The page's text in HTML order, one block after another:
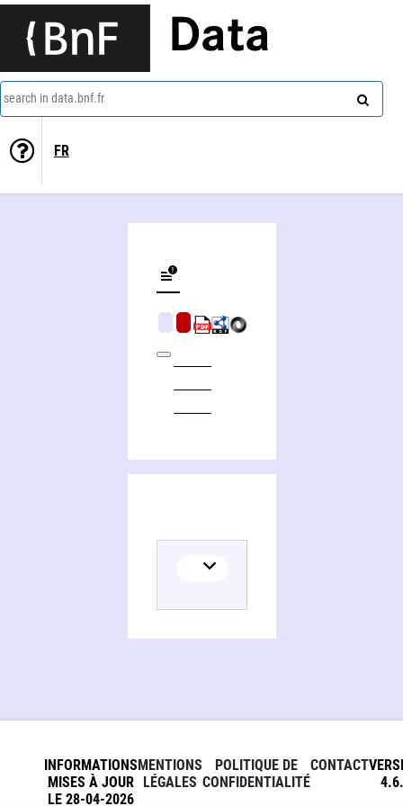
Data
search in data.bnf.fr
FR
INFORMATIONS
MISES À JOUR
LE 28-04-2026
MENTIONS
LÉGALES
POLITIQUE DE
CONFIDENTIALITÉ
CONTACT